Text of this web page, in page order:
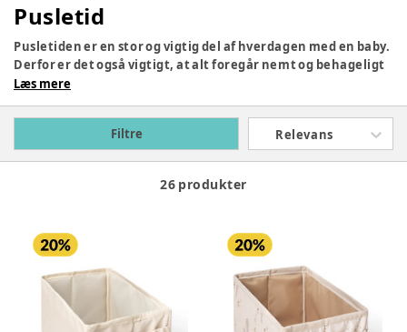
Pusletid
Pusletiden er en stor og vigtig del af hverdagen med en baby.
Derfor er det også vigtigt, at alt foregår nemt og behageligt
– både for din baby og dig som forælder. Med de rette
samlet alt, hvad man behøver til den søde pusletid her på
siden – rigtig god fornøjelse!
Læs mere
Filtre Relevans
26 produkter